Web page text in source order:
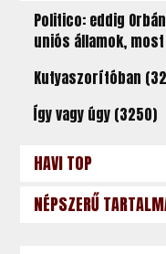
Politico: eddig
uniós államok,
Kutyaszorítóban
Így vagy úgy (3250)
HAVI TOP
NÉPSZERŰ